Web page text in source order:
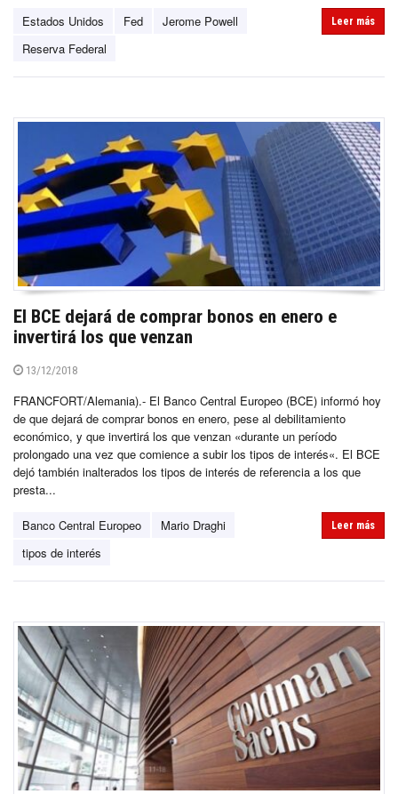
Estados Unidos Fed
Jerome Powell
Reserva Federal
Leer más
El BCE dejará de comprar bonos en enero e
invertirá los que venzan
13/12/2018
FRANCFORT/Alemania).- El Banco Central Europeo (BCE) informó hoy
de que dejará de comprar bonos en enero, pese al debilitamiento
económico, y que invertirá los que venzan «durante un período
prolongado una vez que comience a subir los tipos de interés«. El BCE
dejó también inalterados los tipos de interés de referencia a los que
presta...
Banco Central Europeo
Mario Draghi
tipos de interés
Leer más